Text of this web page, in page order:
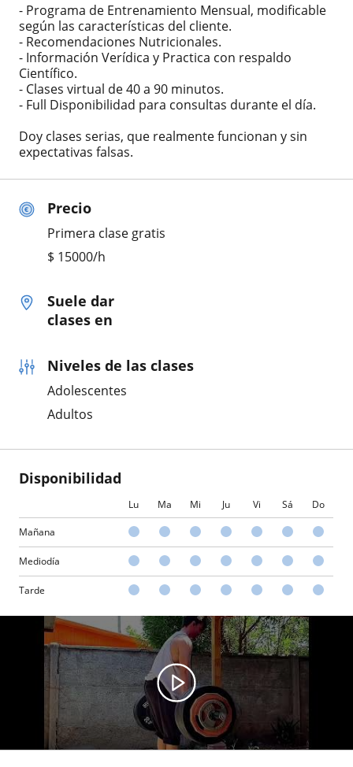
Precio
Primera clase gratis
$ 15000/h
Suele dar
clases en
Niveles de las clases
Adolescentes
Adultos
Disponibilidad
Lu Ma Mi Ju Vi Sá Do
Mañana
Mediodía
Tarde
- Programa de Entrenamiento Mensual, modificable
según las características del cliente.
- Recomendaciones Nutricionales.
- Información Verídica y Practica con respaldo
Científico.
- Clases virtual de 40 a 90 minutos.
- Full Disponibilidad para consultas durante el día.
Doy clases serias, que realmente funcionan y sin
expectativas falsas.